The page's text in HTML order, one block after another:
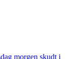
morgen skudt i